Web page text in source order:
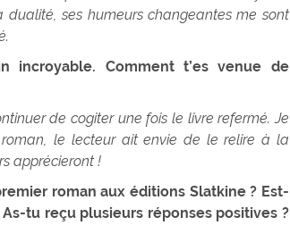
dualité, ses humeurs changeantes me sont
Comment t’es venue de
de cogiter une fois le livre refermé. Je
le lecteur ait envie de le relire à la
apprécieront !
roman aux éditions Slatkine ? Est-
tu reçu plusieurs réponses positives ?